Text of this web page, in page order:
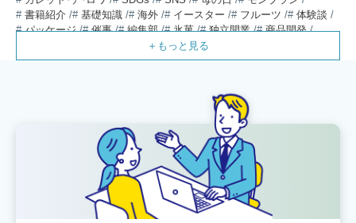
書籍紹介
基礎知識 海外 イースター フルーツ
体験談
パッケージ
催事 編集部 氷菓 独立開業
商品開発
ブーランジェ
販売促進
コラム パン スタッフ育成
就職活動
インタビュー
コロナ対策
ショコラティエ
ベーカリー 工場 専門学生
海外事情
ワークライフバランス
生菓子 アシェットデセール
フランス オーブン担当 チョコレート